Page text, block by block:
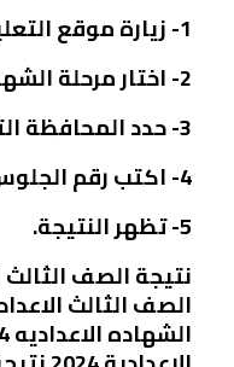
1- زيارة موقع التعليم الأساسي من
2- اختار مرحلة الشهادة الإعدادية.
3- حدد المحافظة التابع لها.
4- اكتب رقم الجلوس صحيح.
5- تظهر النتيجة.
نتيجة الصف الثالث